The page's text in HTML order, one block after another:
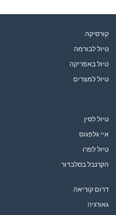
קורסיקה
טיול לבורמה
טיול באפריקה
טיול למצרים
טיול לסין
איי גלפגוס
טיול לפרו
הקרנבל בסלבדור
דרום קוריאה
גאורגיה